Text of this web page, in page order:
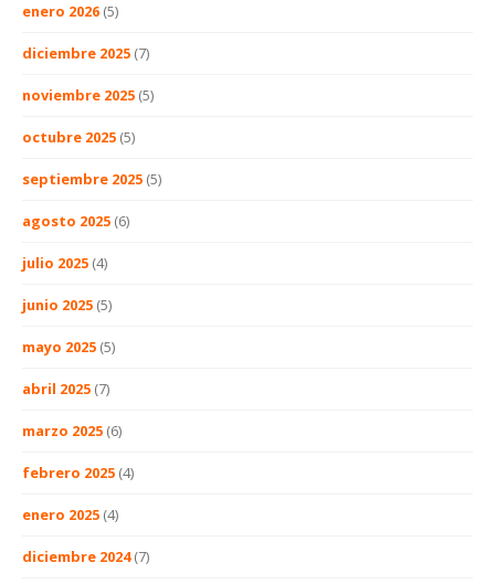
enero 2026 (5)
diciembre 2025 (7)
noviembre 2025 (5)
octubre 2025 (5)
septiembre 2025 (5)
agosto 2025 (6)
julio 2025 (4)
junio 2025 (5)
mayo 2025 (5)
abril 2025 (7)
marzo 2025 (6)
febrero 2025 (4)
enero 2025 (4)
diciembre 2024(7)